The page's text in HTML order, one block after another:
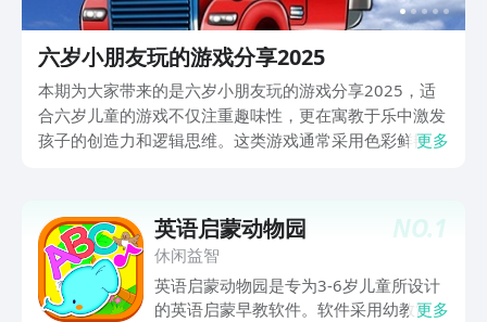
六岁小朋友玩的游戏分享2025
本期为大家带来的是六岁小朋友玩的游戏分享2025，适
合六岁儿童的游戏不仅注重趣味性，更在寓教于乐中激发
孩子的创造力和逻辑思维。这类游戏通常采用色彩鲜艳、
杂的按键组合，使儿童能够轻松上手，自主探索。
更多
NO.1
英语启蒙动物园
休闲益智
英语启蒙动物园是专为3-6岁儿童所设计
的英语启蒙早教软件。软件采用幼教简单
更多